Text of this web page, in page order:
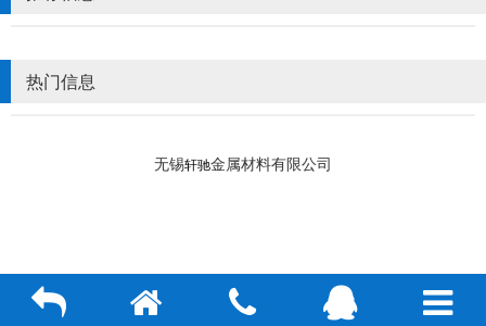
热门信息
无锡轩驰金属材料有限公司